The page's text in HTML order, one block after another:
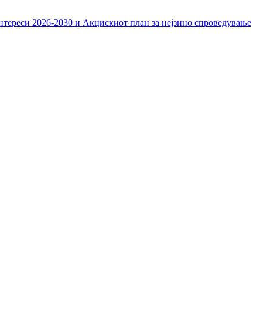
2026-2030 и Акцискиот план за нејзино спроведување